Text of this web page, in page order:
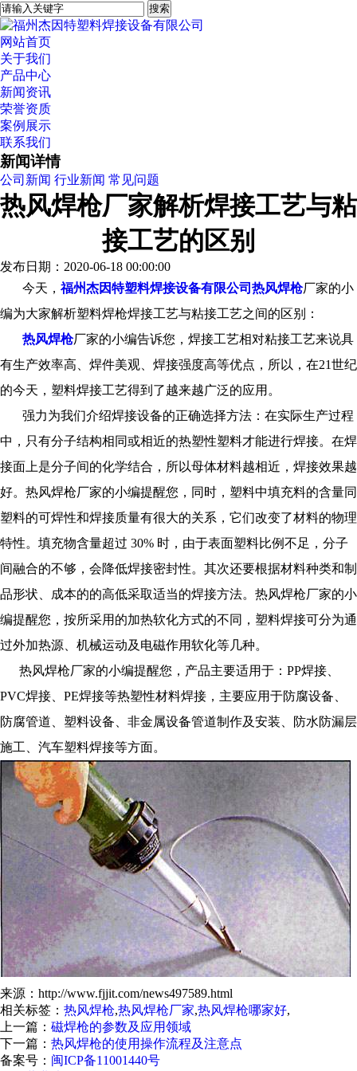
网站首页
关于我们
产品中心
新闻资讯
荣誉资质
案例展示
联系我们
新闻详情
公司新闻 行业新闻 常见问题
热风焊枪厂家解析焊接工艺与粘
接工艺的区别
发布日期：2020-06-18 00:00:00
今天，福州杰因特塑料焊接设备有限公司 热风焊枪厂家的小
编为大家解析塑料焊枪焊接工艺与粘接工艺之间的区别：
热风焊枪厂家的小编告诉您， 焊接工艺相对粘接工艺来说具
有生产效率高、焊件美观、焊接强度高等优点，所以，在21世纪
的今天，塑料焊接工艺得到了越来越广泛的应用。
强力为我们介绍焊接设备的正确选择方法：在实际生产过程
中，只有分子结构相同或相近的热塑性塑料才能进行焊接。在焊
接面上是分子间的化学结合，所以母体材料越相近，焊接效果越
好。 热风焊枪厂家的小编提醒您， 同时，塑料中填充料的含量同
塑料的可焊性和焊接质量有很大的关系，它们改变了材料的物理
特性。填充物含量超过 30% 时，由于表面塑料比例不足，分子
间融合的不够，会降低焊接密封性。其次还要根据材料种类和制
品形状、成本的的高低采取适当的焊接方法。 热风焊枪厂家的小
编提醒您， 按所采用的加热软化方式的不同，塑料焊接可分为通
过外加热源、机械运动及电磁作用软化等几种。
热风焊枪厂家的小编提醒您， 产品主要适用于：PP焊接、
PVC焊接、PE焊接等热塑性材料焊接，主要应用于防腐设备、
防腐管道、塑料设备、非金属设备管道制作及安装、防水防漏层
施工、汽车塑料焊接等方面。
来源：http://www.fjjit.com/news497589.html
相关标签： 热风焊枪,热风焊枪厂家,热风焊枪哪家好,
上一篇： 磁焊枪的参数及应用领域
下一篇： 热风焊枪的使用操作流程及注意点
备案号： 闽ICP备11001440号